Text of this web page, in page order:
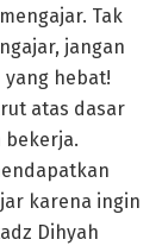
Tak
jangan
hebat!
atas dasar
bekerja.
karena ingin
Dihyah